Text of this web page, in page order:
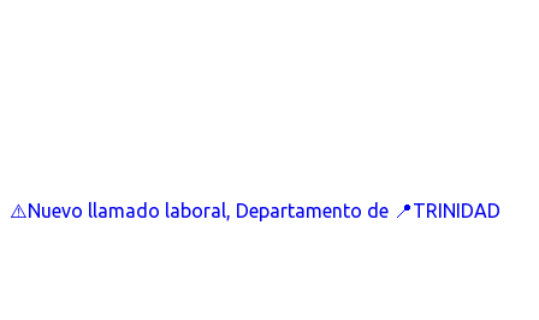
⚠️Nuevo llamado laboral, Departamento de 📍TRINIDAD